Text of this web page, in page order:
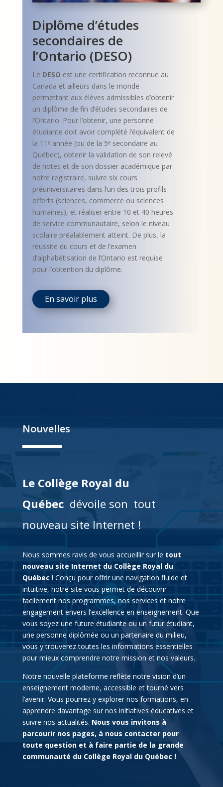
Diplôme d’études
secondaires de
l’Ontario (DESO)
Le DESO est une certification reconnue au
Canada et ailleurs dans le monde
permettant aux élèves admissibles d’obtenir
un diplôme de fin d’études secondaires de
l’Ontario. Pour l’obtenir, une personne
étudiante doit avoir complété l’équivalent de
la 11ᵉ année (ou de la 5ᵉ secondaire au
Québec), obtenir la validation de son relevé
de notes et de son dossier académique par
notre registraire, suivre six cours
préuniversitaires dans l’un des trois profils
offerts (sciences, commerce ou sciences
humaines), et réaliser entre 10 et 40 heures
de service communautaire, selon le niveau
scolaire préalablement atteint. De plus, la
réussite du cours et de l’examen
d’alphabétisation de l’Ontario est requise
pour l’obtention du diplôme.
En savoir plus
Nouvelles
Le Collège Royal du
Québec dévoile son tout
nouveau site Internet !
Nous sommes ravis de vous accueillir sur le tout
nouveau site Internet du Collège Royal du
Québec ! Conçu pour offrir une navigation fluide et
intuitive, notre site vous permet de découvrir
facilement nos programmes, nos services et notre
engagement envers l’excellence en enseignement. Que
vous soyez une future étudiante ou un futur étudiant,
une personne diplômée ou un partenaire du milieu,
vous y trouverez toutes les informations essentielles
pour mieux comprendre notre mission et nos valeurs.
Notre nouvelle plateforme reflète notre vision d’un
enseignement moderne, accessible et tourné vers
l’avenir. Vous pourrez y explorer nos formations, en
apprendre davantage sur nos initiatives éducatives et
suivre nos actualités. Nous vous invitons à
parcourir nos pages, à nous contacter pour
toute question et à faire partie de la grande
communauté du Collège Royal du Québec !